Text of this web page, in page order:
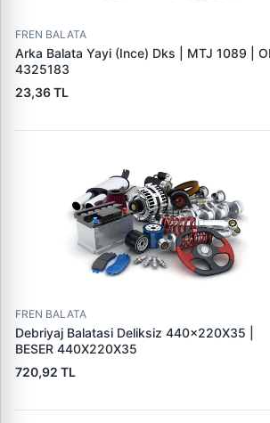
FREN BALATA
Arka Balata Yayi (Ince) Dks | MTJ 1089 |
4325183
23,36 TL
FREN BALATA
Debriyaj Balatasi Deliksiz 440×220X35 |
BESER 440X220X35
720,92 TL